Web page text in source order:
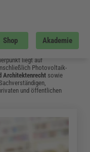
Shop Akademie
Das Fachwissen aus dem
liegt auf
Photovoltaik-
Architektenrecht sowie
und öffentlichen